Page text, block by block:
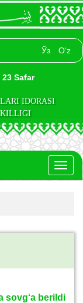
Ўз O‘z
Safar
IDORASI
sovg‘a berildi